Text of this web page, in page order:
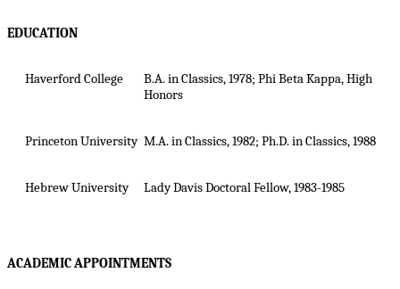
EDUCATION
Haverford College
B.A. in Classics, 1978; Phi Beta Kappa, High
Honors
Princeton University M.A. in Classics, 1982; Ph.D. in Classics, 1988
Hebrew University Lady Davis Doctoral Fellow, 1983-1985
ACADEMIC APPOINTMENTS